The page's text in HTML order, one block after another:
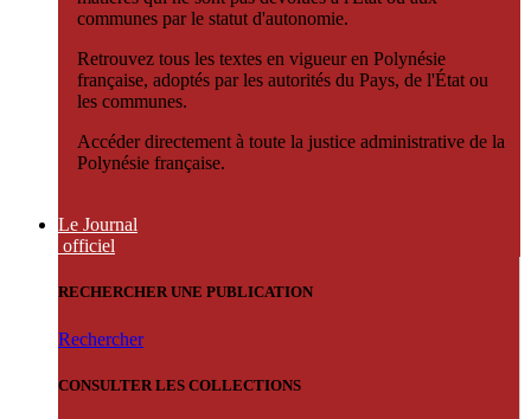
communes par le statut d'autonomie.
Retrouvez tous les textes en vigueur en Polynésie
française, adoptés par les autorités du Pays, de l'État ou
les communes.
Accéder directement à toute la justice administrative de la
Polynésie française.
Le Journal
officiel
RECHERCHER UNE PUBLICATION
Rechercher
CONSULTER LES COLLECTIONS